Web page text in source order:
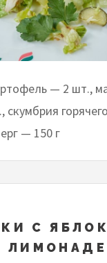
— 2 шт.,
скумбрия
— 150 г
С
ЛИМОНАДЕ